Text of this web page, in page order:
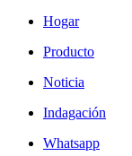
Hogar
Producto
Noticia
Indagación
Whatsapp